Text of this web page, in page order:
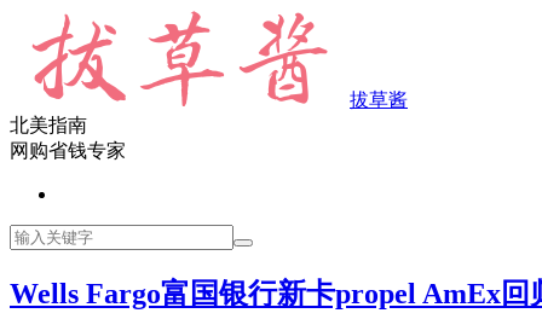
拔草酱
北美指南
网购省钱专家
Wells Fargo富国银行新卡propel AmEx回